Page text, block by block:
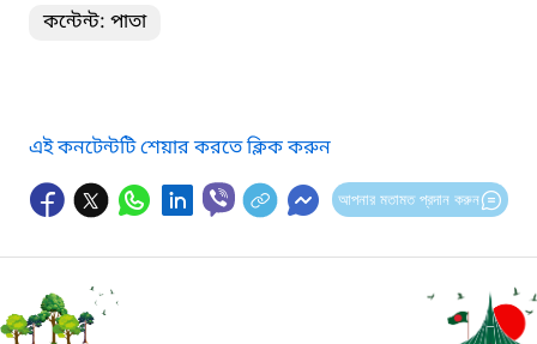
কন্টেন্ট: পাতা
এই কনটেন্টটি শেয়ার করতে ক্লিক করুন
আপনার মতামত প্রদান করুন